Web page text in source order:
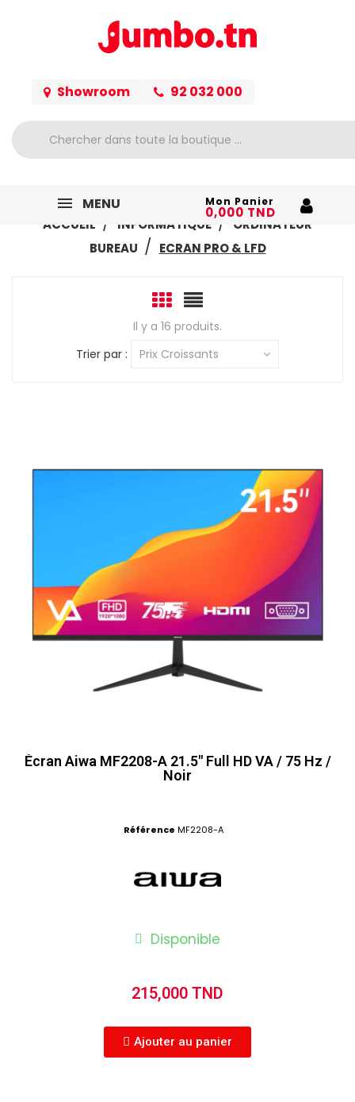
Showroom 92 032 000
MENU Mon Panier
0,000 TND
ACCUEIL INFORMATIQUE
ORDINATEUR
BUREAU
ECRAN PRO & LFD
Il y a 16 produits.
Trier par :
Prix Croissants
Écran Aiwa MF2208-A 21.5" Full HD VA / 75 Hz /
Noir
Référence MF2208-A
Disponible
215,000 TND
Ajouter au panier